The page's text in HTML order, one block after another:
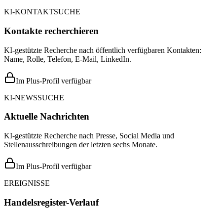
KI-KONTAKTSUCHE
Kontakte recherchieren
KI-gestützte Recherche nach öffentlich verfügbaren Kontakten:
Name, Rolle, Telefon, E-Mail, LinkedIn.
Im Plus-Profil verfügbar
KI-NEWSSUCHE
Aktuelle Nachrichten
KI-gestützte Recherche nach Presse, Social Media und
Stellenausschreibungen der letzten sechs Monate.
Im Plus-Profil verfügbar
EREIGNISSE
Handelsregister-Verlauf